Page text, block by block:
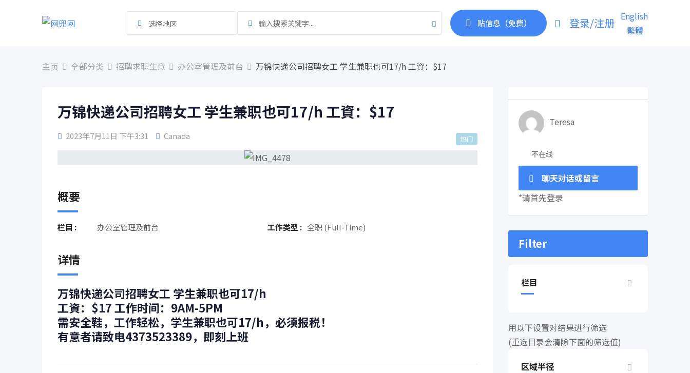
选择地区 贴信息（免费） 登录/注册 English
繁體
主页 全部分类 招聘求职生意 办公室管理及前台 万锦快递公司招聘女工 学生兼职也可17/h 工資：$17
万锦快递公司招聘女工 学生兼职也可17/h 工資：$17
2023年7月11日 下午3:31 Canada 热门
概要
栏目 : 办公室管理及前台 工作类型 : 全职 (Full-Time)
详情
万锦快递公司招聘女工 学生兼职也可17/h
工資：$17 工作时间：9AM-5PM
需安全鞋，工作轻松，学生兼职也可17/h，必须报税！
有意者请致电4373523389，即刻上班
Teresa
不在线
聊天对话或留言
*请首先登录
Filter
栏目
用以下设置对结果进行筛选
(重选目录会清除下面的筛选值)
区域半径